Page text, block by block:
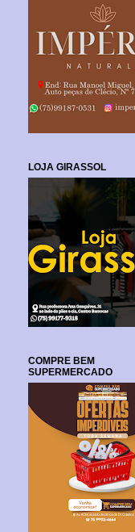
LOJA GIRASSOL
COMPRE BEM
SUPERMERCADO